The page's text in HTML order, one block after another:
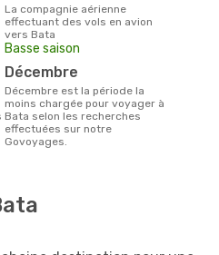
La compagnie aérienne
effectuant des vols en avion
vers Bata
Basse saison
décembre
décembre est la période la
moins chargée pour voyager à
Bata selon les recherches
effectuées sur notre
Govoyages.